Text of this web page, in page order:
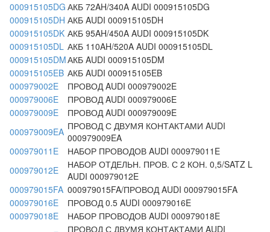
000915105DG АКБ 72AH/340A AUDI 000915105DG
000915105DH АКБ AUDI 000915105DH
000915105DK АКБ 95AH/450A AUDI 000915105DK
000915105DL АКБ 110AH/520A AUDI 000915105DL
000915105DMАКБ AUDI 000915105DM
000915105EB АКБ AUDI 000915105EB
000979002E
ПРОВОД AUDI 000979002E
000979006E
ПРОВОД AUDI 000979006E
000979009E
ПРОВОД AUDI 000979009E
000979009EA ПРОВОД С ДВУМЯ КОНТАКТАМИ AUDI
000979009EA
000979011E
НАБОР ПРОВОДОВ AUDI 000979011E
000979012E
НАБОР ОТДЕЛЬН. ПРОВ. С 2 КОН. 0,5/SATZ L
AUDI 000979012E
000979015FA 000979015FA/ПРОВОД AUDI 000979015FA
000979016E
ПРОВОД 0.5 AUDI 000979016E
000979018E
НАБОР ПРОВОДОВ AUDI 000979018E
ПРОВОД С ДВУМЯ КОНТАКТАМИ AUDI